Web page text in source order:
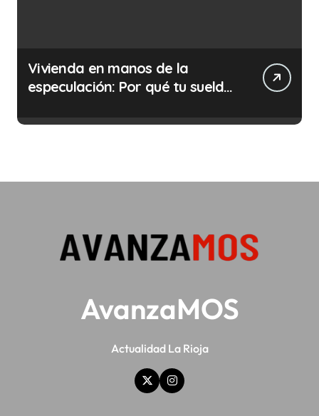
Vivienda en manos de la
especulación: Por qué tu sueldo
AvanzaMOS
Actualidad La Rioja